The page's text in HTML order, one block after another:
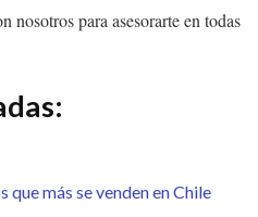
nosotros para asesorarte en todas
que más se venden en Chile